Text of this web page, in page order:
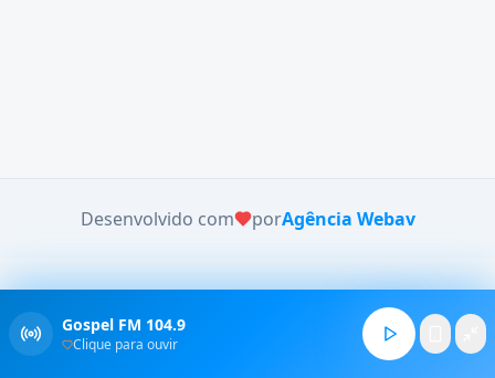
Desenvolvido com porAgência Webav
Gospel FM 104.9
Clique para ouvir